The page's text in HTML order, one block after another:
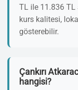
TL ile 11.836 TL
kurs kalitesi,
gösterebilir.
Çankırı
hangisi?